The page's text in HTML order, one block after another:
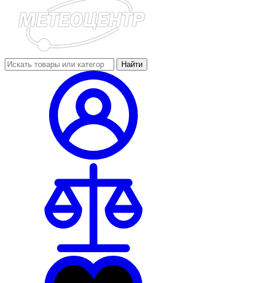
Найти